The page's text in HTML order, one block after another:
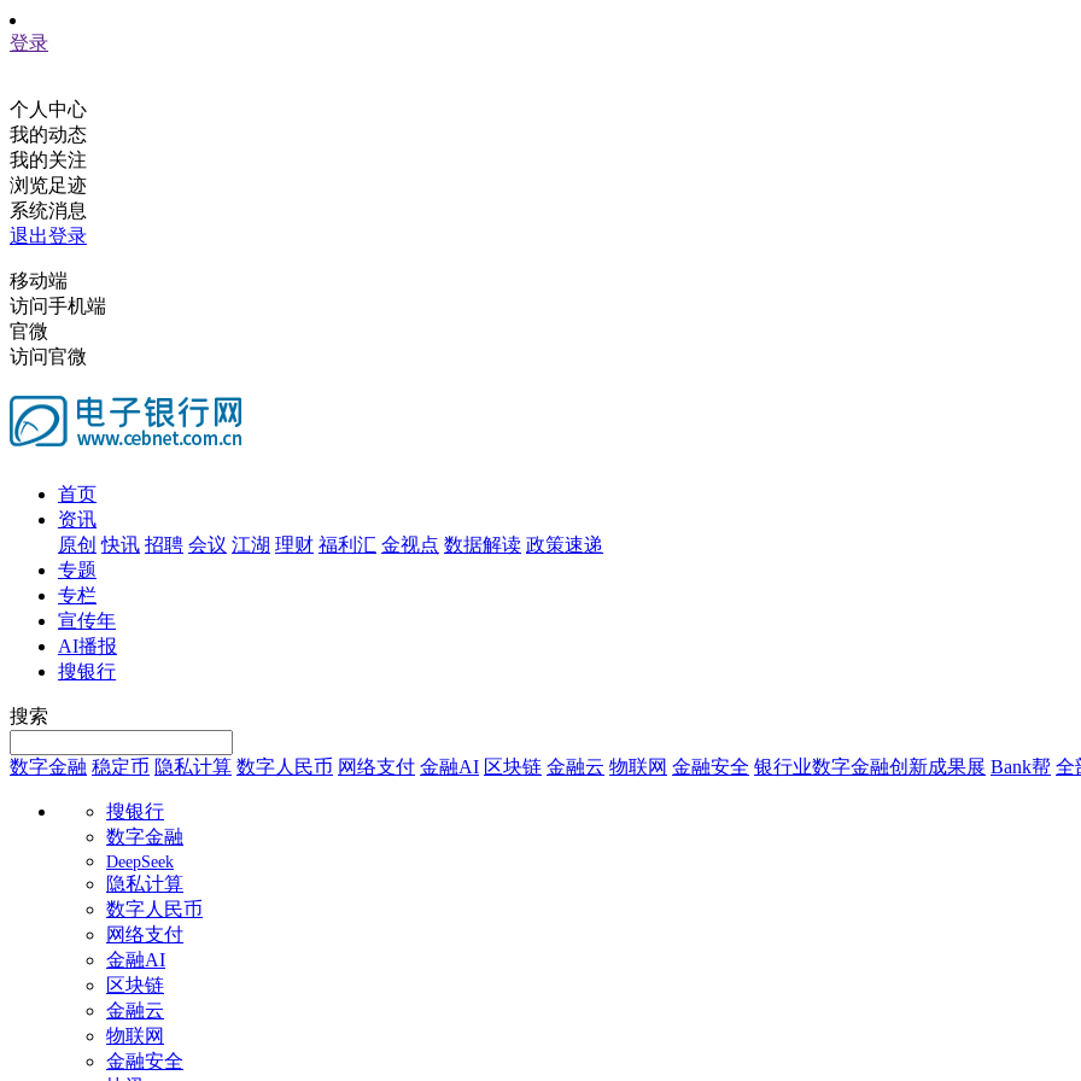
登录
个人中心
我的动态
我的关注
浏览足迹
系统消息
退出登录
移动端
访问手机端
官微
访问官微
首页
资讯
原创 快讯 招聘 会议 江湖 理财 福利汇 金视点 数据解读 政策速递
专题
专栏
宣传年
AI播报
搜银行
搜索
数字金融 稳定币 隐私计算 数字人民币 网络支付 金融AI 区块链 金融云 物联网 金融安全 银行业数字金融创新成果展 Bank帮 全
搜银行
数字金融
DeepSeek
隐私计算
数字人民币
网络支付
金融AI
区块链
金融云
物联网
金融安全